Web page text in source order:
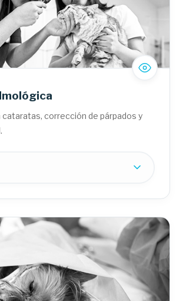
cataratas, corrección de párpados y
párpados: